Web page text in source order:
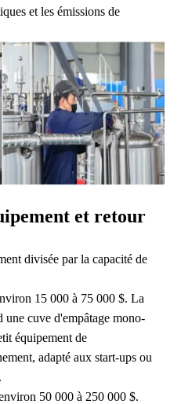
et les émissions de
et retour
divisée par la capacité de
15 000 à 75 000 $. La
une cuve d'empâtage mono-
équipement de
adapté aux start-ups ou
50 000 à 250 000 $.